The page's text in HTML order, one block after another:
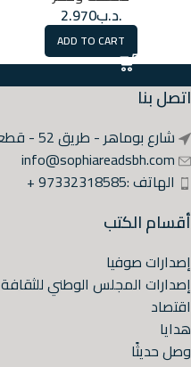
.د.ب2.970
ADD TO CART
اتصل بنا
شارع بوماهر - طريق 52 - قطعة 215 - مكتب 44 المحرق
info@sophiareadsbh.com
الهاتف :97332318585 +
أقسام الكتب
إصدارات صوفيا
إصدارات المجلس الوطني للثقافة
اقتصاد
هدايا
وصل حديثًا